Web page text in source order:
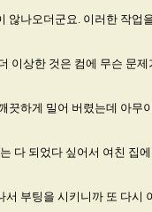
않나오더군요. 이러한 작업
이상한 것은 컴에 무슨 문
끗하게 밀어 버렸는데 아무
다 되었다 싶어서 여친 집
부팅을 시키니까 또 다시